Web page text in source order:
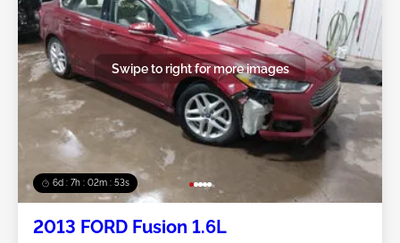
6d : 7h : 02m : 50s
Swipe to right for more images
2013 FORD Fusion 1.6L